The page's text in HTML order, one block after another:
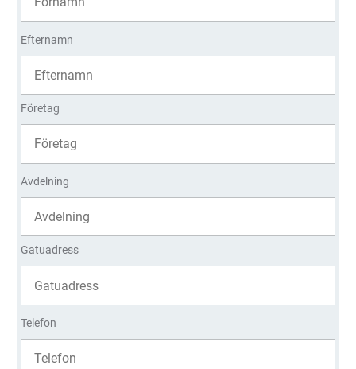
Efternamn
Företag
Avdelning
Gatuadress
Telefon